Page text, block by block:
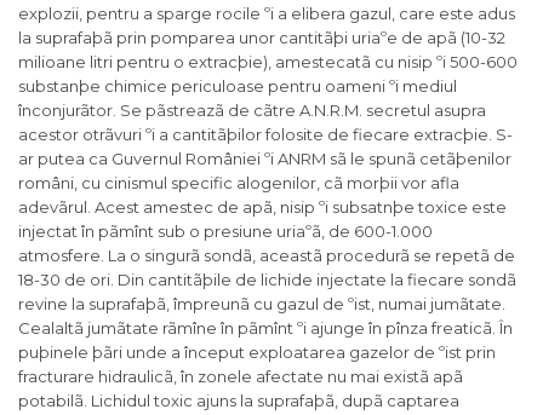
explozii, pentru a sparge rocile ºi a elibera gazul, care este adus
la suprafaþã prin pomparea unor cantitãþi uriaºe de apã (10-32
milioane litri pentru o extracþie), amestecatã cu nisip ºi 500-600
substanþe chimice periculoase pentru oameni ºi mediul
înconjurãtor. Se pãstreazã de cãtre A.N.R.M. secretul asupra
acestor otrãvuri ºi a cantitãþilor folosite de fiecare extracþie. S-
ar putea ca Guvernul României ºi ANRM sã le spunã cetãþenilor
români, cu cinismul specific alogenilor, cã morþii vor afla
adevãrul. Acest amestec de apã, nisip ºi subsatnþe toxice este
injectat în pãmînt sub o presiune uriaºã, de 600-1.000
atmosfere. La o singurã sondã, aceastã procedurã se repetã de
18-30 de ori. Din cantitãþile de lichide injectate la fiecare sondã
revine la suprafaþã, împreunã cu gazul de ºist, numai jumãtate.
Cealaltã jumãtate rãmîne în pãmînt ºi ajunge în pînza freaticã. În
puþinele þãri unde a început exploatarea gazelor de ºist prin
fracturare hidraulicã, în zonele afectate nu mai existã apã
potabilã. Lichidul toxic ajuns la suprafaþã, dupã captarea